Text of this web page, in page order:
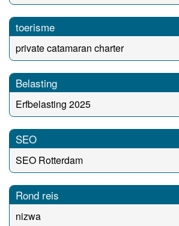
toerisme
private catamaran charter
Belasting
Erfbelasting 2025
SEO
SEO Rotterdam
Rond reis
nizwa